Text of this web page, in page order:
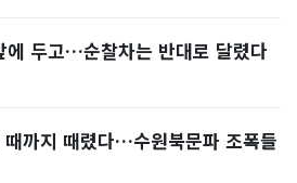
에 두고…순찰차는 반대로 달렸다
까지 때렸다…수원북문파 조폭들